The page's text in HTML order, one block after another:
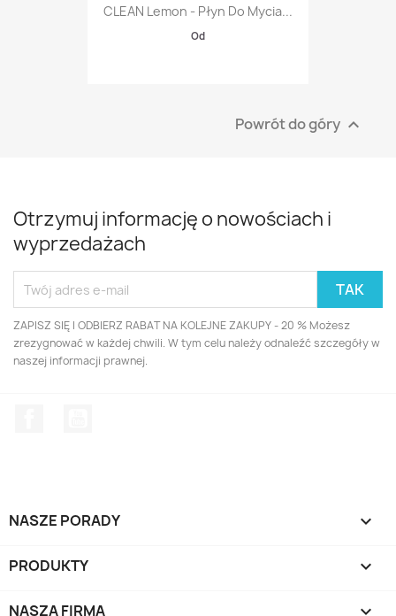
CLEAN Lemon - Płyn Do Mycia...
Od
Powrót do góry 
Otrzymuj informację o nowościach i
wyprzedażach
ZAPISZ SIĘ I ODBIERZ RABAT NA KOLEJNE ZAKUPY - 20 % Możesz
zrezygnować w każdej chwili. W tym celu należy odnaleźć szczegóły w
naszej informacji prawnej.
NASZE PORADY 
PRODUKTY 
NASZA FIRMA 